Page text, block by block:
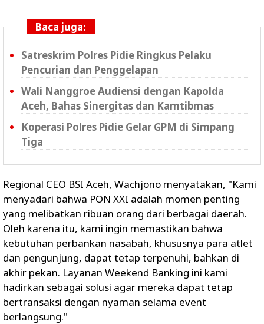
Baca juga:
Satreskrim Polres Pidie Ringkus Pelaku
Pencurian dan Penggelapan
Wali Nanggroe Audiensi dengan Kapolda
Aceh, Bahas Sinergitas dan Kamtibmas
Koperasi Polres Pidie Gelar GPM di Simpang
Tiga
Regional CEO BSI Aceh, Wachjono menyatakan, "Kami
menyadari bahwa PON XXI adalah momen penting
yang melibatkan ribuan orang dari berbagai daerah.
Oleh karena itu, kami ingin memastikan bahwa
kebutuhan perbankan nasabah, khususnya para atlet
dan pengunjung, dapat tetap terpenuhi, bahkan di
akhir pekan. Layanan Weekend Banking ini kami
hadirkan sebagai solusi agar mereka dapat tetap
bertransaksi dengan nyaman selama event
berlangsung."